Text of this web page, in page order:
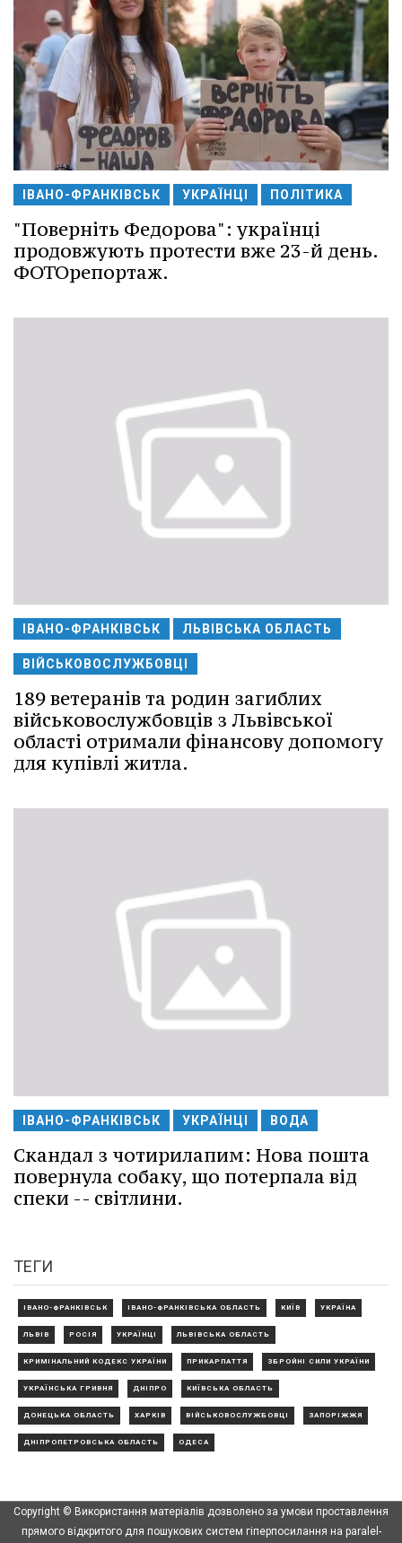
ІВАНО-ФРАНКІВСЬК УКРАЇНЦІ ПОЛІТИКА
"Поверніть Федорова": українці
продовжують протести вже 23-й день.
ФОТОрепортаж.
ІВАНО-ФРАНКІВСЬК ЛЬВІВСЬКА ОБЛАСТЬ
ВІЙСЬКОВОСЛУЖБОВЦІ
189 ветеранів та родин загиблих
військовослужбовців з Львівської
області отримали фінансову допомогу
для купівлі житла.
ІВАНО-ФРАНКІВСЬК УКРАЇНЦІ ВОДА
Скандал з чотирилапим: Нова пошта
повернула собаку, що потерпала від
спеки -- світлини.
ТЕГИ
ІВАНО-ФРАНКІВСЬК ІВАНО-ФРАНКІВСЬКА ОБЛАСТЬ КИЇВ УКРАЇНА
ЛЬВІВ РОСІЯ УКРАЇНЦІ ЛЬВІВСЬКА ОБЛАСТЬ
КРИМІНАЛЬНИЙ КОДЕКС УКРАЇНИ ПРИКАРПАТТЯ ЗБРОЙНІ СИЛИ УКРАЇНИ
УКРАЇНСЬКА ГРИВНЯ ДНІПРО КИЇВСЬКА ОБЛАСТЬ
ДОНЕЦЬКА ОБЛАСТЬ ХАРКІВ ВІЙСЬКОВОСЛУЖБОВЦІ ЗАПОРІЖЖЯ
ДНІПРОПЕТРОВСЬКА ОБЛАСТЬ ОДЕСА
Copyright © Використання матеріалів дозволено за умови проставлення
прямого відкритого для пошукових систем гіперпосилання на paralel-